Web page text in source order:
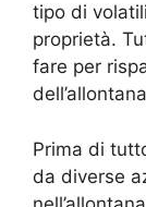
tipo di
proprietà.
fare per
Prima di
da diverse